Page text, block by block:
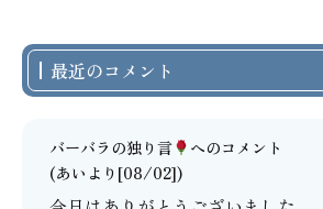
最近のコメント
バーバラの独り言
へのコメント
(あいより[08/02])